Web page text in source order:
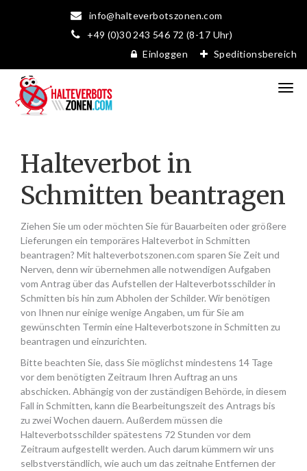
info@halteverbotszonen.com
+49 (0)30 243 546 72 (8-17 Uhr)
Einloggen
Speditionsbereich
Halteverbot in
Schmitten beantragen
Ziehen Sie um oder möchten Sie für Bauarbeiten oder größere
Lieferungen ein temporäres Halteverbot in Schmitten
beantragen? Mit halteverbotszonen.com sparen Sie Zeit und
Nerven, denn wir übernehmen alle notwendigen Aufgaben
vom Antrag über das Aufstellen der Halteverbotsschilder in
Schmitten bis hin zum Abholen der Schilder. Wir benötigen
von Ihnen nur einige wenige Angaben, um für Sie am
gewünschten Termin eine Halteverbotszone in Schmitten zu
beantragen und einzurichten.
Bitte beachten Sie, dass Sie möglichst mindestens 14 Tage
vor dem benötigten Zeitraum Ihren Auftrag an uns
abschicken. Abhängig von der zuständigen Behörde, in diesem
Fall in Schmitten, kann die Bearbeitungszeit des Antrags bis
zu zwei Wochen dauern. Außerdem müssen die
Halteverbotsschilder spätestens 72 Stunden vor dem
Zeitraum aufgestellt werden. Auch darum kümmern wir uns
selbstverständlich, wie auch um das zeitnahe Entfernen der